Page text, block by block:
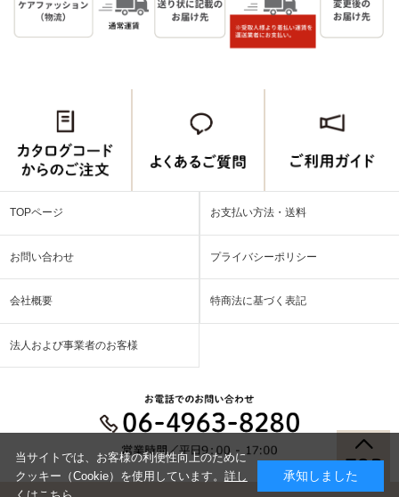
TOPページ お支払い方法・送料
お問い合わせ プライバシーポリシー
会社概要 特商法に基づく表記
法人および事業者のお客様
当サイトでは、お客様の利便性向上のために
クッキー（Cookie）を使用しています。 詳し
承知しました